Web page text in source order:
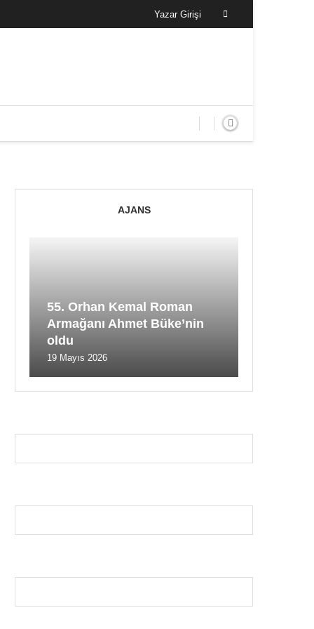
Yazar Girişi
AJANS
55. Orhan Kemal Roman
Armağanı Ahmet Büke’nin
oldu
19 Mayıs 2026